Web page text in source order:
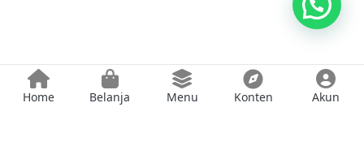
Home Belanja Menu Konten Akun